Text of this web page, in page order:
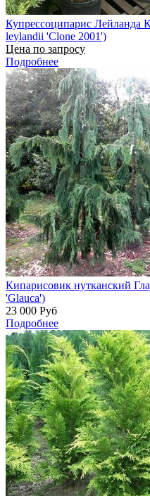
Купрессоципарис Лейланда
leylandii 'Clone 2001')
Цена по запросу
Подробнее
Кипарисовик нутканский
'Glauca')
23 000 Руб
Подробнее